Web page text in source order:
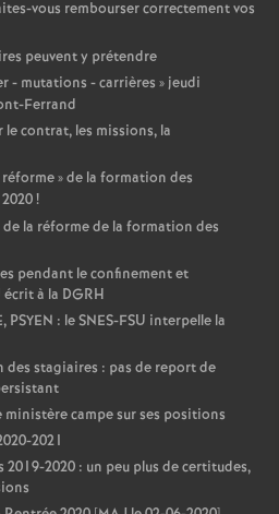
vous rembourser correctement vos
peuvent y prétendre
- mutations - carrières » jeudi
Ferrand
contrat, les missions, la
réforme» de la formation des
!
la réforme de la formation des
pendant le confinement et
à la DGRH
: le SNES-FSU interpelle la
stagiaires : pas de report de
campe sur ses positions
2021
2020 : un peu plus de certitudes,